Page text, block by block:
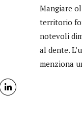
Mangiare
territorio
notevoli
al dente.
menziona